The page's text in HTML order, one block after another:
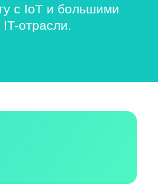
с IoT и большими
отрасли.